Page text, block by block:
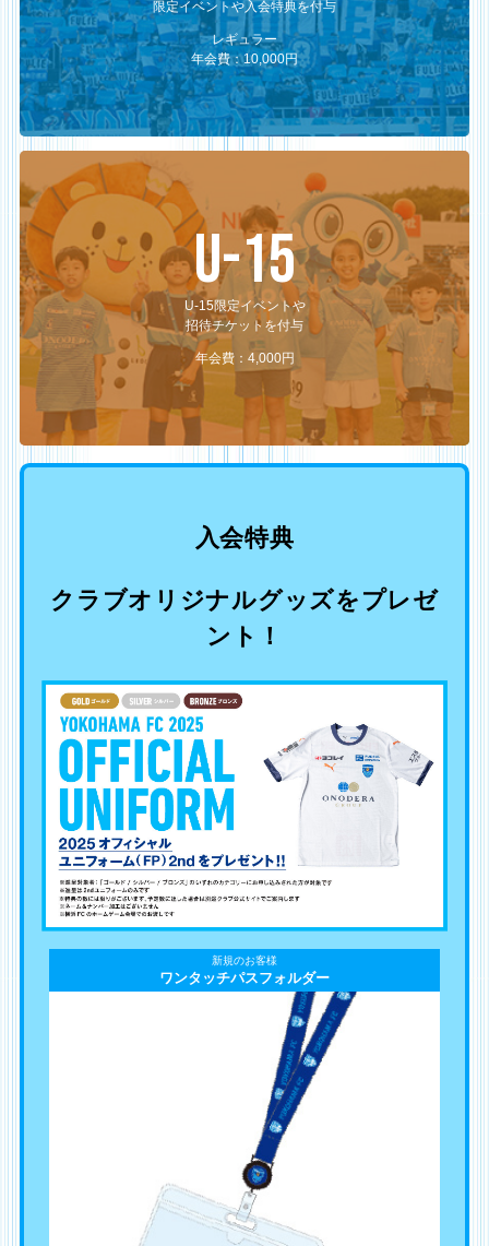
限定イベントや入会特典を付与
レギュラー
年会費：10,000円
U-15
U-15限定イベントや
招待チケットを付与
年会費：4,000円
入会特典
クラブオリジナルグッズをプレゼ
ント！
新規のお客様
ワンタッチパスフォルダー